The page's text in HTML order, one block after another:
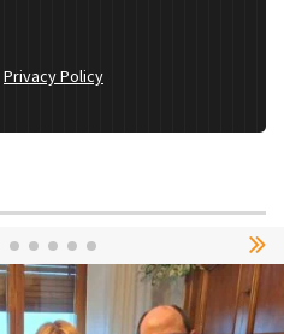
Privacy Policy